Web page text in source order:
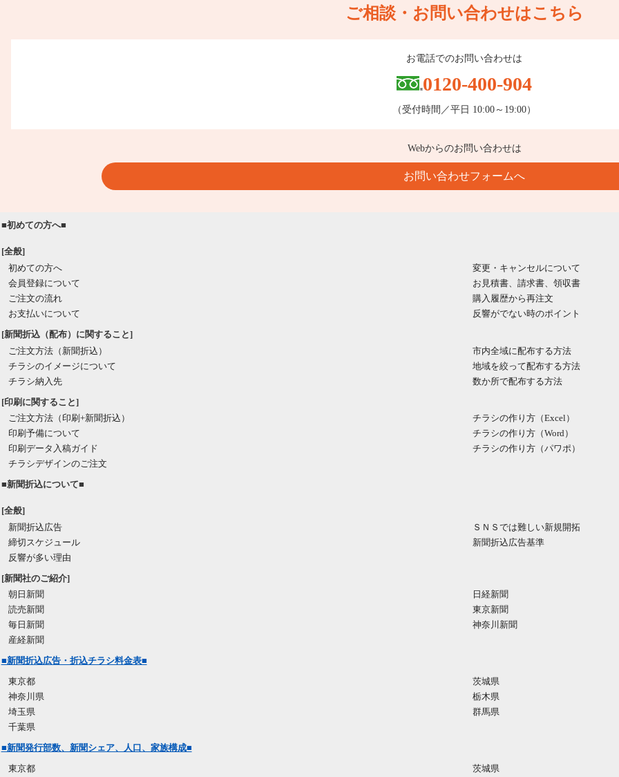
ご相談・お問い合わせはこちら
お電話でのお問い合わせは
0120-400-904
（受付時間／平日 10:00～19:00）
Webからのお問い合わせは
お問い合わせフォームへ
■初めての方へ■
[全般]
初めての方へ
会員登録について
ご注文の流れ
お支払いについて
変更・キャンセルについて
お見積書、請求書、領収書
購入履歴から再注文
反響がでない時のポイント
[新聞折込（配布）に関すること]
ご注文方法（新聞折込）
チラシのイメージについて
チラシ納入先
市内全域に配布する方法
地域を絞って配布する方法
数か所で配布する方法
[印刷に関すること]
ご注文方法（印刷+新聞折込）
印刷予備について
印刷データ入稿ガイド
チラシデザインのご注文
チラシの作り方（Excel）
チラシの作り方（Word）
チラシの作り方（パワポ）
■新聞折込について■
[全般]
新聞折込広告
締切スケジュール
反響が多い理由
ＳＮＳでは難しい新規開拓
新聞折込広告基準
[新聞社のご紹介]
朝日新聞
読売新聞
毎日新聞
産経新聞
日経新聞
東京新聞
神奈川新聞
■新聞折込広告・折込チラシ料金表■
東京都
神奈川県
埼玉県
千葉県
茨城県
栃木県
群馬県
■新聞発行部数、新聞シェア、人口、家族構成■
東京都
茨城県